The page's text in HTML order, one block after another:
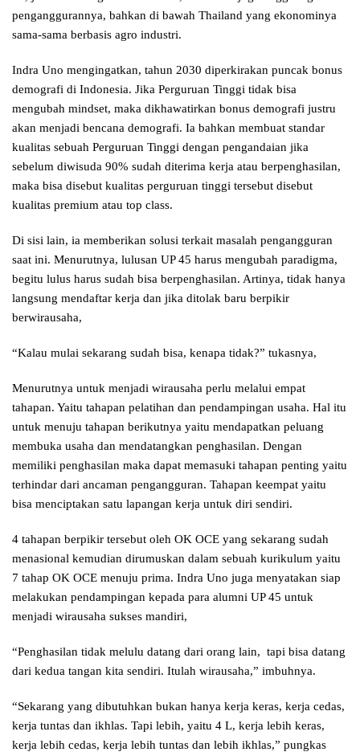
penganggurannya, bahkan di bawah Thailand yang ekonominya
sama-sama berbasis agro industri.
Indra Uno mengingatkan, tahun 2030 diperkirakan puncak bonus
demografi di Indonesia. Jika Perguruan Tinggi tidak bisa
mengubah mindset, maka dikhawatirkan bonus demografi justru
akan menjadi bencana demografi. Ia bahkan membuat standar
kualitas sebuah Perguruan Tinggi dengan pengandaian jika
sebelum diwisuda 90% sudah diterima kerja atau berpenghasilan,
maka bisa disebut kualitas perguruan tinggi tersebut disebut
kualitas premium atau top class.
Di sisi lain, ia memberikan solusi terkait masalah pengangguran
saat ini. Menurutnya, lulusan UP 45 harus mengubah paradigma,
begitu lulus harus sudah bisa berpenghasilan. Artinya, tidak hanya
langsung mendaftar kerja dan jika ditolak baru berpikir
berwirausaha,
“Kalau mulai sekarang sudah bisa, kenapa tidak?” tukasnya,
Menurutnya untuk menjadi wirausaha perlu melalui empat
tahapan. Yaitu tahapan pelatihan dan pendampingan usaha. Hal itu
untuk menuju tahapan berikutnya yaitu mendapatkan peluang
membuka usaha dan mendatangkan penghasilan. Dengan
memiliki penghasilan maka dapat memasuki tahapan penting yaitu
terhindar dari ancaman pengangguran. Tahapan keempat yaitu
bisa menciptakan satu lapangan kerja untuk diri sendiri.
4 tahapan berpikir tersebut oleh OK OCE yang sekarang sudah
menasional kemudian dirumuskan dalam sebuah kurikulum yaitu
7 tahap OK OCE menuju prima. Indra Uno juga menyatakan siap
melakukan pendampingan kepada para alumni UP 45 untuk
menjadi wirausaha sukses mandiri,
“Penghasilan tidak melulu datang dari orang lain, tapi bisa datang
dari kedua tangan kita sendiri. Itulah wirausaha,” imbuhnya.
“Sekarang yang dibutuhkan bukan hanya kerja keras, kerja cedas,
kerja tuntas dan ikhlas. Tapi lebih, yaitu 4 L, kerja lebih keras,
kerja lebih cedas, kerja lebih tuntas dan lebih ikhlas,” pungkas